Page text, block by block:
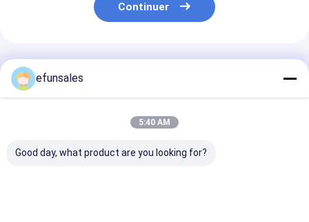
Continuer
Produits Recommandés
efunsales
5:40 AM
Good day, what product are you looking for?